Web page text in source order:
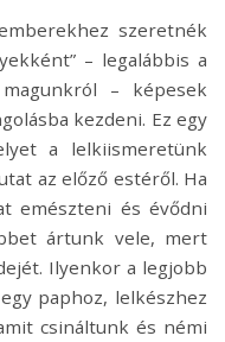
szeretnék
– legalábbis a
– képesek
kezdeni. Ez egy
a lelkiismeretünk
az előző estéről. Ha
emészteni és évődni
ártunk vele, mert
Ilyenkor a legjobb
paphoz, lelkészhez
csináltunk és némi